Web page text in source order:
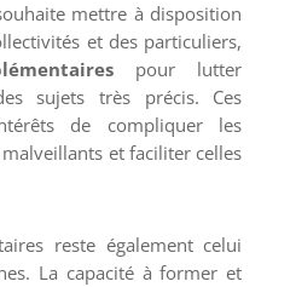
mettre à disposition
et des particuliers,
pour lutter
sujets très précis. Ces
de compliquer les
et faciliter celles
reste également celui
La capacité à former et